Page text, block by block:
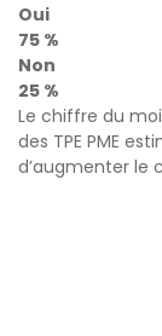
Oui
75 %
Non
25 %
Le chiffre du
des TPE PME
d’augmenter le